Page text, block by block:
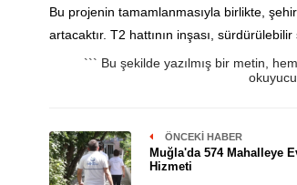
Bu projenin tamamlanmasıyla birlikte,
artacaktır. T2 hattının inşası,
``` Bu şekilde yazılmış bir metin,
ÖNCEKI HABER
Muğla'da 574 Mahalleye
Hizmeti